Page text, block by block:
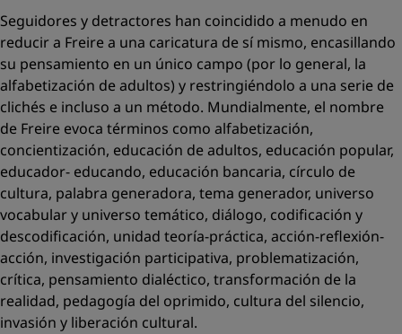
Seguidores y detractores han coincidido a menudo en
reducir a Freire a una caricatura de sí mismo, encasillando
su pensamiento en un único campo (por lo general, la
alfabetización de adultos) y restringiéndolo a una serie de
clichés e incluso a un método. Mundialmente, el nombre
de Freire evoca términos como alfabetización,
concientización, educación de adultos, educación popular,
educador- educando, educación bancaria, círculo de
cultura, palabra generadora, tema generador, universo
vocabular y universo temático, diálogo, codificación y
descodificación, unidad teoría-práctica, acción-reflexión-
acción, investigación participativa, problematización,
crítica, pensamiento dialéctico, transformación de la
realidad, pedagogía del oprimido, cultura del silencio,
invasión y liberación cultural.